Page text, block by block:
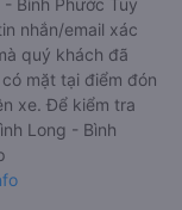
Bình Phước Tuy
nhắn/email xác
quý khách đã
mặt tại điểm đón
xe. Để kiểm tra
Long - Bình